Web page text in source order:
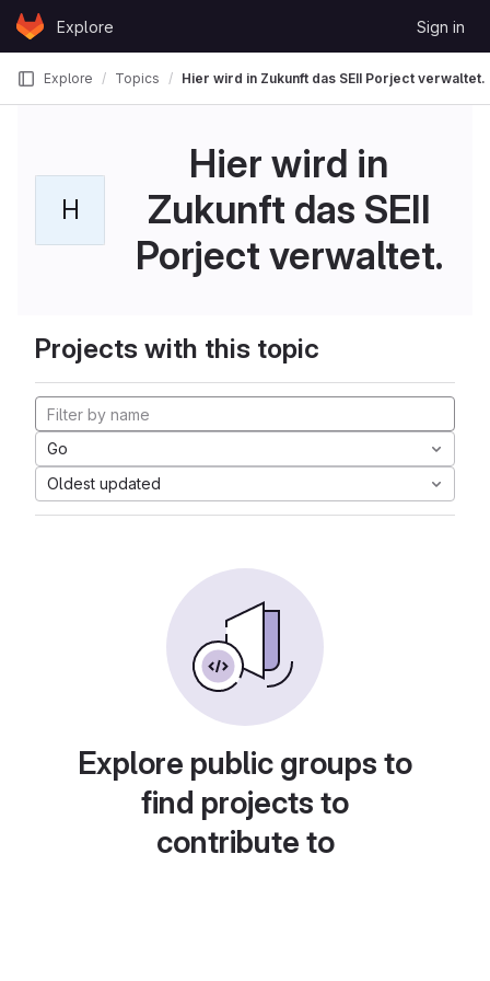
Skip to content
GitLabExplore Sign in
Explore Topics Hier wird in Zukunft das SEII Porject verwaltet.
H
Hier wird in
Zukunft das SEII
Porject verwaltet.
Projects with this topic
Go
Oldest updated
Explore public groups to
find projects to
contribute to